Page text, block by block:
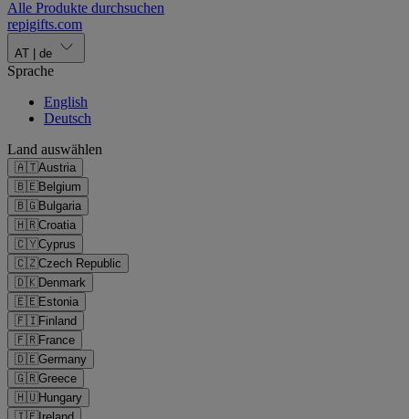
Alle Produkte durchsuchen
repigifts.com
AT de
Sprache
English
Deutsch
Land auswählen
🇦🇹Austria
🇧🇪Belgium
🇧🇬Bulgaria
🇭🇷Croatia
🇨🇾Cyprus
🇨🇿Czech Republic
🇩🇰Denmark
🇪🇪Estonia
🇫🇮Finland
🇫🇷France
🇩🇪Germany
🇬🇷Greece
🇭🇺Hungary